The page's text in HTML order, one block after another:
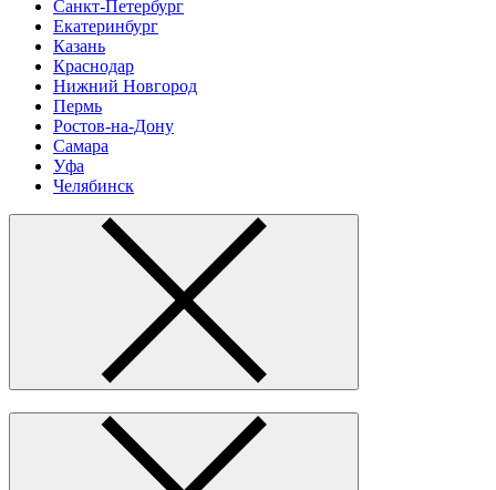
Санкт-Петербург
Екатеринбург
Казань
Краснодар
Нижний Новгород
Пермь
Ростов-на-Дону
Самара
Уфа
Челябинск